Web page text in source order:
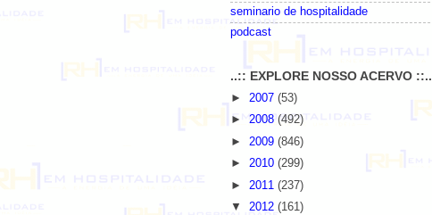
seminario de hospitalidade
podcast
..:: EXPLORE NOSSO ACERVO ::..
► 2007 (53)
► 2008 (492)
► 2009 (846)
► 2010 (299)
► 2011 (237)
▼ 2012 (161)